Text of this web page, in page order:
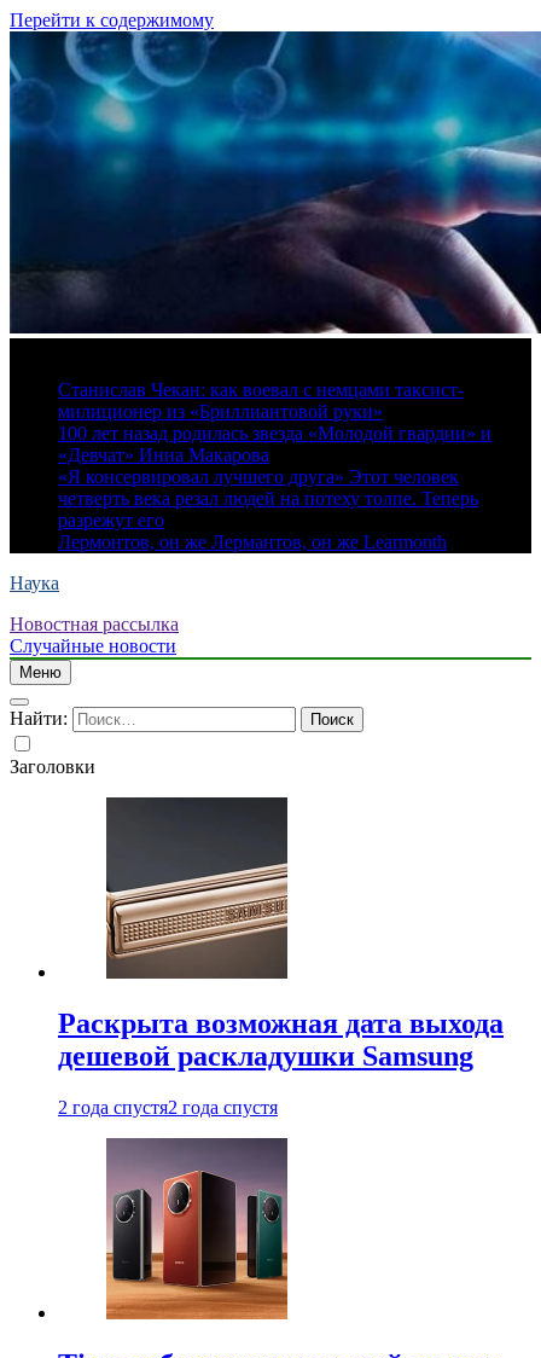
Перейти к содержимому
Станислав Чекан: как воевал с немцами таксист-
милиционер из «Бриллиантовой руки»
100 лет назад родилась звезда «Молодой гвардии» и
«Девчат» Инна Макарова
«Я консервировал лучшего друга» Этот человек
четверть века резал людей на потеху толпе. Теперь
разрежут его
Лермонтов, он же Лермантов, он же Learmonth
Наука
Новостная рассылка
Случайные новости
Меню
Найти:
Заголовки
Раскрыта возможная дата выхода
дешевой раскладушки Samsung
2 года спустя2 года спустя